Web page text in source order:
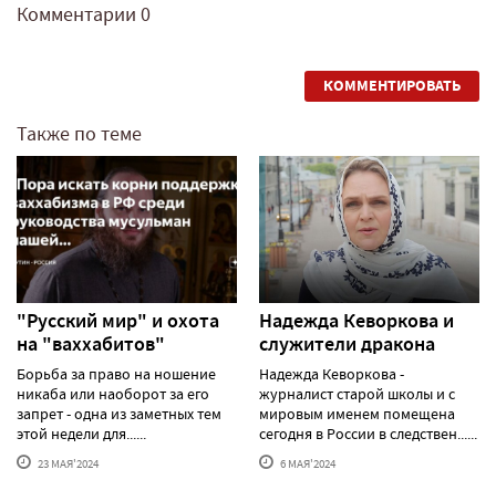
Комментарии 0
КОММЕНТИРОВАТЬ
Также по теме
"Русский мир" и охота
на "ваххабитов"
Борьба за право на ношение
никаба или наоборот за его
запрет - одна из заметных тем
этой недели для......
23 МАЯ'2024
Надежда Кеворкова и
служители дракона
Надежда Кеворкова -
журналист старой школы и с
мировым именем помещена
сегодня в России в следствен......
6 МАЯ'2024